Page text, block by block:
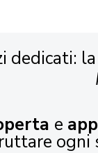
dedicati:
e
ogni